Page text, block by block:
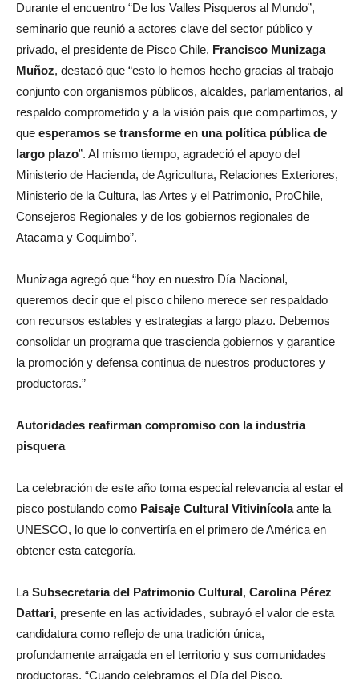
Durante el encuentro “De los Valles Pisqueros al Mundo”,
seminario que reunió a actores clave del sector público y
privado, el presidente de Pisco Chile, Francisco Munizaga
Muñoz, destacó que “esto lo hemos hecho gracias al trabajo
conjunto con organismos públicos, alcaldes, parlamentarios, al
respaldo comprometido y a la visión país que compartimos, y
que esperamos se transforme en una política pública de
largo plazo”. Al mismo tiempo, agradeció el apoyo del
Ministerio de Hacienda, de Agricultura, Relaciones Exteriores,
Ministerio de la Cultura, las Artes y el Patrimonio, ProChile,
Consejeros Regionales y de los gobiernos regionales de
Atacama y Coquimbo”.
Munizaga agregó que “hoy en nuestro Día Nacional,
queremos decir que el pisco chileno merece ser respaldado
con recursos estables y estrategias a largo plazo. Debemos
consolidar un programa que trascienda gobiernos y garantice
la promoción y defensa continua de nuestros productores y
productoras.”
Autoridades reafirman compromiso con la industria
pisquera
La celebración de este año toma especial relevancia al estar el
pisco postulando como Paisaje Cultural Vitivinícolaante la
UNESCO, lo que lo convertiría en el primero de América en
obtener esta categoría.
La Subsecretaria del Patrimonio Cultural, Carolina Pérez
Dattari, presente en las actividades, subrayó el valor de esta
candidatura como reflejo de una tradición única,
profundamente arraigada en el territorio y sus comunidades
productoras. “Cuando celebramos el Día del Pisco,